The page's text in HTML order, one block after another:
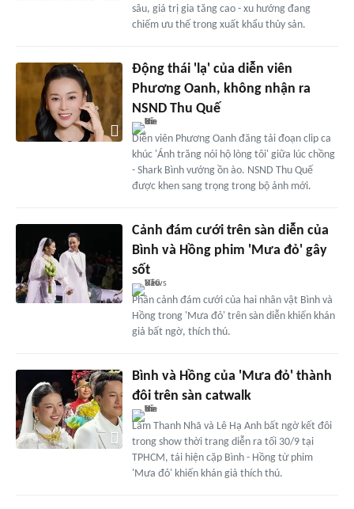
sâu, giá trị gia tăng cao - xu hướng đang
chiếm ưu thế trong xuất khẩu thủy sản.
Động thái 'lạ' của diễn viên
Phương Oanh, không nhận ra
NSND Thu Quế
Diễn viên Phương Oanh đăng tải đoạn clip ca
khúc 'Ánh trăng nói hộ lòng tôi' giữa lúc chồng
- Shark Bình vướng ồn ào. NSND Thu Quế
được khen sang trọng trong bộ ảnh mới.
Cảnh đám cưới trên sàn diễn của
Bình và Hồng phim 'Mưa đỏ' gây
sốt
Phân cảnh đám cưới của hai nhân vật Bình và
Hồng trong 'Mưa đỏ' trên sàn diễn khiến khán
giả bất ngờ, thích thú.
Bình và Hồng của 'Mưa đỏ' thành
đôi trên sàn catwalk
Lâm Thanh Nhã và Lê Hạ Anh bất ngờ kết đôi
trong show thời trang diễn ra tối 30/9 tại
TPHCM, tái hiện cặp Bình - Hồng từ phim
'Mưa đỏ' khiến khán giả thích thú.